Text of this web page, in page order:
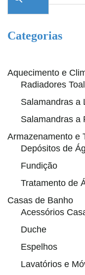
Categorias
Aquecimento e
Radiadores
Salamandras a
Salamandras a
Armazenamento e
Depósitos de
Fundição
Tratamento de
Casas de Banho
Acessórios
Duche
Espelhos
Lavatórios e